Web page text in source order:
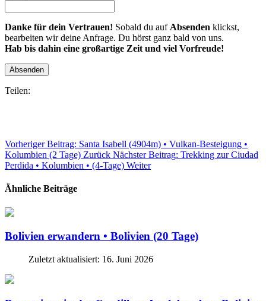
Danke für dein Vertrauen! Sobald du auf Absenden klickst,
bearbeiten wir deine Anfrage. Du hörst ganz bald von uns.
Hab bis dahin eine großartige Zeit und viel Vorfreude!
Absenden
Teilen:
Vorheriger Beitrag: Santa Isabell (4904m) • Vulkan-Besteigung •
Kolumbien (2 Tage) Zurück Nächster Beitrag: Trekking zur Ciudad
Perdida • Kolumbien • (4-Tage) Weiter
Ähnliche Beiträge
Bolivien erwandern • Bolivien (20 Tage)
Zuletzt aktualisiert: 16. Juni 2026